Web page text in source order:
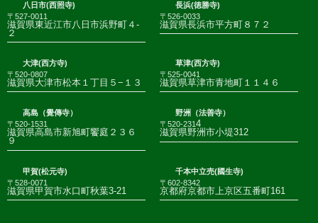
八日市(西照寺)
〒527-0011
滋賀県東近江市八日市浜野町４-
２
長浜(徳勝寺)
〒526-0033
滋賀県長浜市平方町８７２
大津(西方寺)
〒520-0807
滋賀県大津市松本１丁目５−１３
草津(西方寺)
〒525-0041
滋賀県草津市青地町１１４６
高島（覺傳寺）
〒520-1531
滋賀県高島市新旭町饗庭２３６
９
野洲（法善寺）
〒520-2314
滋賀県野洲市小堤312
甲賀(松元寺)
〒528-0071
滋賀県甲賀市水口町秋葉3-21
千本中立売(國生寺)
〒602-8342
京都府京都市上京区五番町161